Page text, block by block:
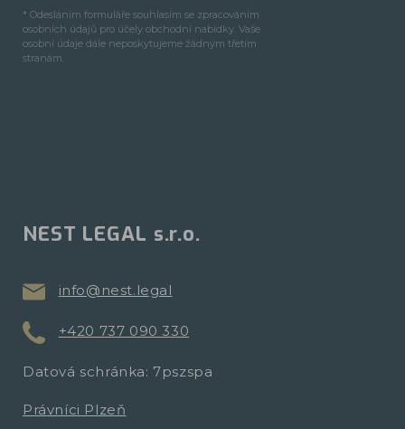
* Odesláním formuláře souhlasím se zpracováním
osobních údajů pro účely obchodní nabídky. Vaše
osobní údaje dále neposkytujeme žádným třetím
stranám.
NEST LEGAL s.r.o.
info@nest.legal
+420 737 090 330
Datová schránka: 7pszspa
Právníci Plzeň